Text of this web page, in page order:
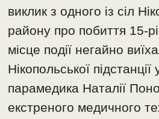
виклик з одного із сіл
району про побиття 15-
місце події негайно
Нікопольської підстанції
парамедика Наталії
екстреного медичного